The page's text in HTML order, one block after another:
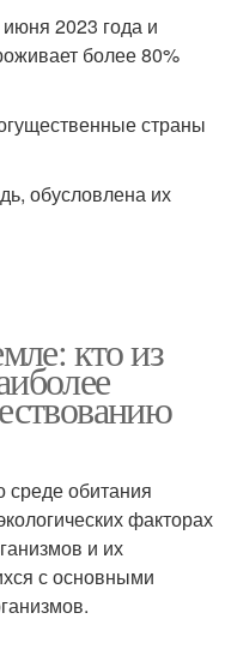
2023 года и
более 80%
страны
обусловлена их
кто из
обитания
факторах
и их
с основными